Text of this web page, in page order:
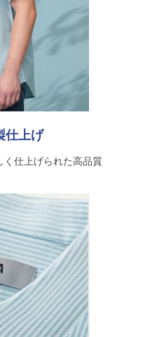
仕上げ
く仕上げられた高品質